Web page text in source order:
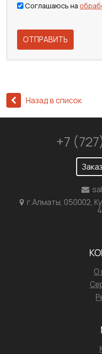
Соглашаюсь на
ОТПРАВИТЬ
Назад в список
+7
г.Алматы, 050002,
О